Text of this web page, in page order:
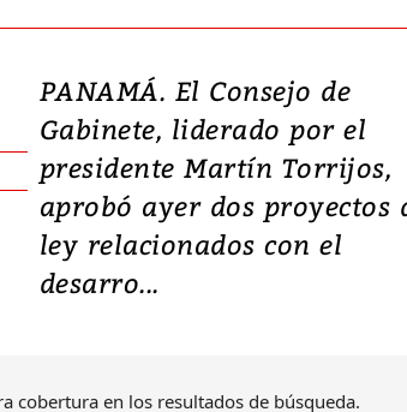
PANAMÁ. El Consejo de
Gabinete, liderado por el
presidente Martín Torrijos,
aprobó ayer dos proyectos
ley relacionados con el
desarro...
cobertura en los resultados de búsqueda.
Video, Japón:
deja heridos y graves
daños en Kumamoto